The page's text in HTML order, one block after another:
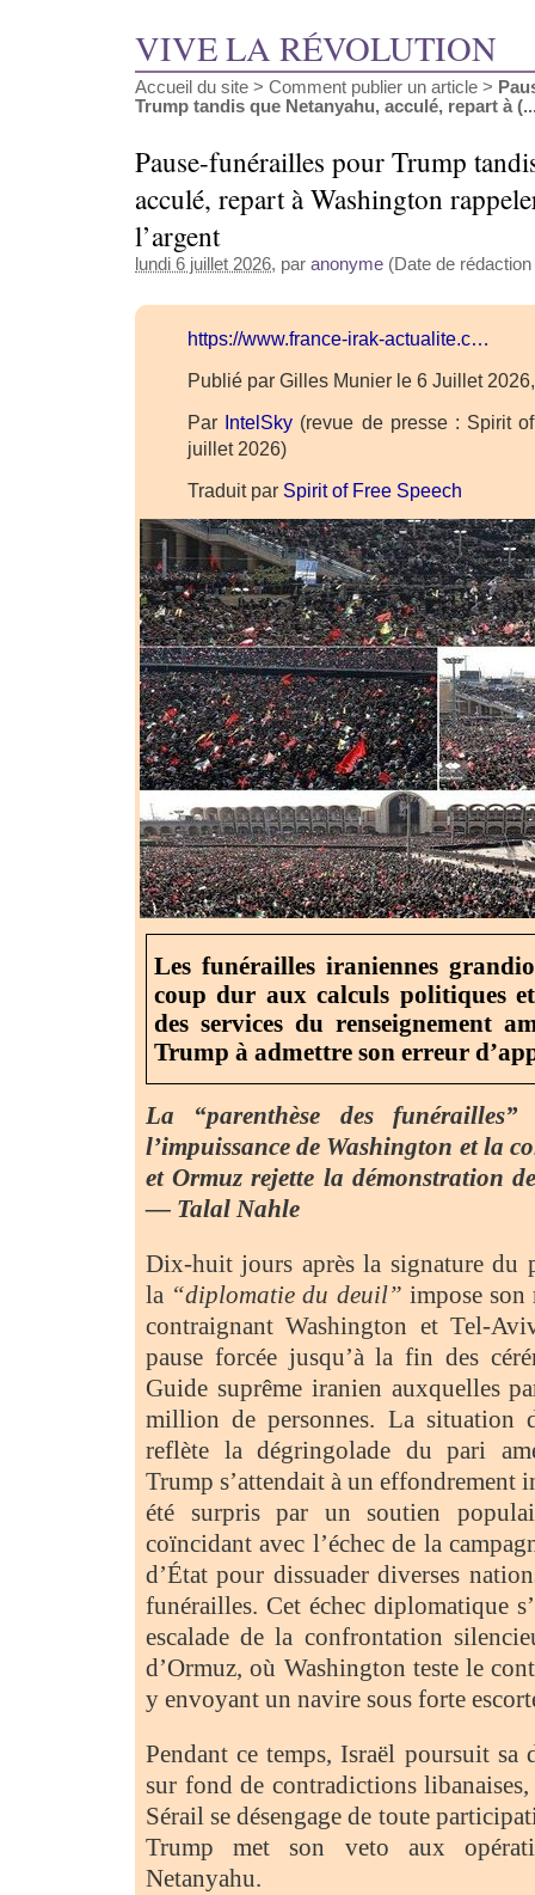
VIVE LA RÉVOLUTION
Accueil du site > Comment publier un article >
Trump tandis que Netanyahu, acculé, repart à
Pause-funérailles pour Trump
acculé, repart à Washington
l’argent
lundi 6 juillet 2026, par anonyme (Date de
https://www.france-irak-actualite.c…
Publié par Gilles Munier le 6 Juillet
Par IntelSky (revue de presse : Spirit
juillet 2026)
Traduit par Spirit of Free Speech
Les funérailles iraniennes
coup dur aux calculs politiques
des services du renseignement
Trump à admettre son erreur
La “parenthèse des funérailles”
l’impuissance de Washington et la
et Ormuz rejette la démonstration
— Talal Nahle
Dix-huit jours après la signature du
la “diplomatie du deuil” impose
contraignant Washington et Tel-
pause forcée jusqu’à la fin des
Guide suprême iranien auxquelles
million de personnes. La situation
reflète la dégringolade du pari
Trump s’attendait à un effondrement
été surpris par un soutien
coïncidant avec l’échec de la
d’État pour dissuader diverses
funérailles. Cet échec diplomatique
escalade de la confrontation
d’Ormuz, où Washington teste le
y envoyant un navire sous forte
Pendant ce temps, Israël poursuit sa
sur fond de contradictions
Sérail se désengage de toute
Trump met son veto aux
Netanyahu.